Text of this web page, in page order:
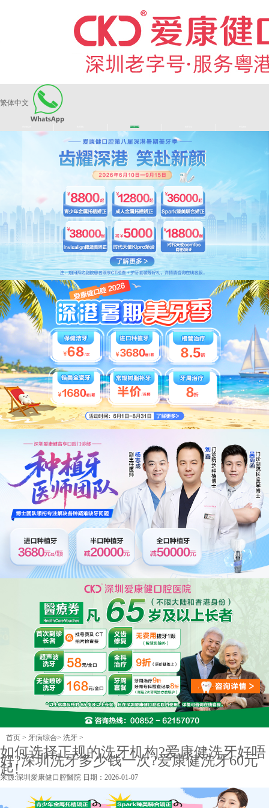
繁体中文
长者医疗券
首页 > 牙病综合> 洗牙 >
如何选择正规的洗牙机构?爱康健洗牙好唔
好?深圳洗牙多少钱一次?爱康健洗牙60元
起!
来源:深圳愛康健口腔醫院 日期：2026-01-07